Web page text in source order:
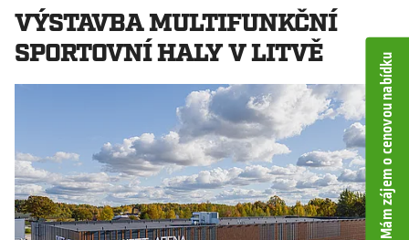
Mám zájem o cenovou nabídku
VÝSTAVBA MULTIFUNKČNÍ
SPORTOVNÍ HALY V LITVĚ